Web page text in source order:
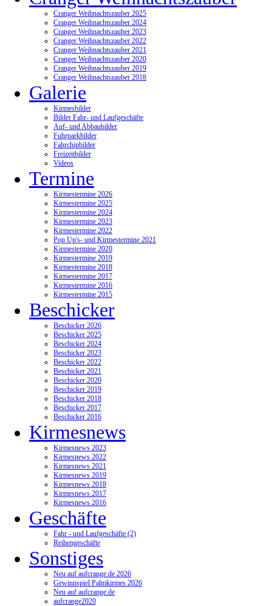
Cranger Weihnachtszauber 2025
Cranger Weihnachtszauber 2024
Cranger Weihnachtszauber 2023
Cranger Weihnachtszauber 2022
Cranger Weihnachtszauber 2021
Cranger Weihnachtszauber 2020
Cranger Weihnachtszauber 2019
Cranger Weihnachtszauber 2018
Galerie
Kirmesbilder
Bilder Fahr- und Laufgeschäfte
Auf- und Abbaubilder
Fuhrparkbilder
Fahrchipbilder
Freizeitbilder
Videos
Termine
Kirmestermine 2026
Kirmestermine 2025
Kirmestermine 2024
Kirmestermine 2023
Kirmestermine 2022
Pop Up's- und Kirmestermine 2021
Kirmestermine 2020
Kirmestermine 2019
Kirmestermine 2018
Kirmestermine 2017
Kirmestermine 2016
Kirmestermine 2015
Beschicker
Beschicker 2026
Beschicker 2025
Beschicker 2024
Beschicker 2023
Beschicker 2022
Beschicker 2021
Beschicker 2020
Beschicker 2019
Beschicker 2018
Beschicker 2017
Beschicker 2016
Kirmesnews
Kirmesnews 2023
Kirmesnews 2022
Kirmesnews 2021
Kirmesnews 2019
Kirmesnews 2018
Kirmesnews 2017
Kirmesnews 2016
Geschäfte
Fahr - und Laufgeschäfte (2)
Reihengeschäfte
Sonstiges
Neu auf aufcrange.de 2026
Gewinnspiel Palmkirmes 2026
Neu auf aufcrange.de
aufcrange2020